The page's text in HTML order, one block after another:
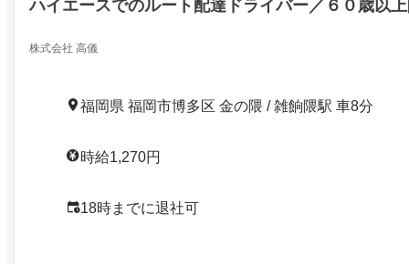
ハイエースでのルート配達ドライバー／６０歳以
株式会社 高儀
福岡県 福岡市博多区 金の隈 / 雑餉隈駅 車8分
時給1,270円
18時までに退社可